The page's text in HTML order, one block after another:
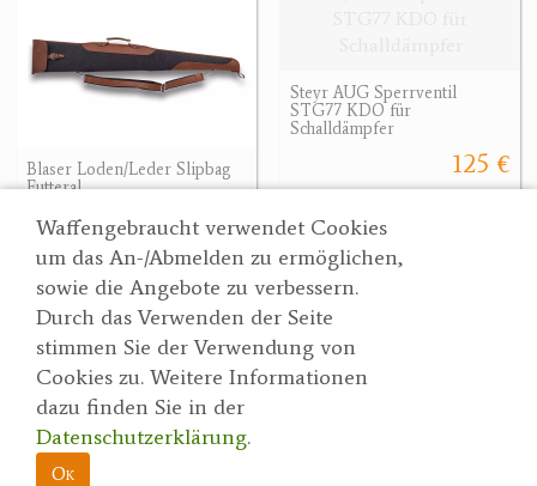
Waffengebraucht verwendet Cookies
um das An-/Abmelden zu ermöglichen,
sowie die Angebote zu verbessern.
Durch das Verwenden der Seite
stimmen Sie der Verwendung von
Cookies zu. Weitere Informationen
dazu finden Sie in der
Datenschutzerklärung.
Ok
Blaser Loden/Leder Slipbag
Futteral
232 €
Steyr AUG Sperrventil
STG77 KDO für
Schalldämpfer
125 €
Suche
Partner
AGBs
Datenschutzerklärung
Impressum
Wertgarner 1820
Jagd & SporthandelsgmbH
Dr. Karl-Renner-Straße 48